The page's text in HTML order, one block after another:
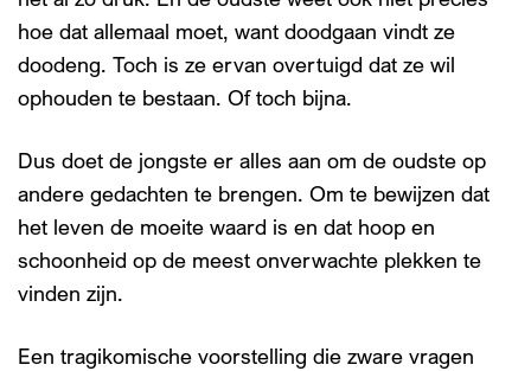
hoe dat allemaal moet, want doodgaan vindt ze
doodeng. Toch is ze ervan overtuigd dat ze wil
ophouden te bestaan. Of toch bijna.
Dus doet de jongste er alles aan om de oudste op
andere gedachten te brengen. Om te bewijzen dat
het leven de moeite waard is en dat hoop en
schoonheid op de meest onverwachte plekken te
vinden zijn.
Een tragikomische voorstelling die zware vragen